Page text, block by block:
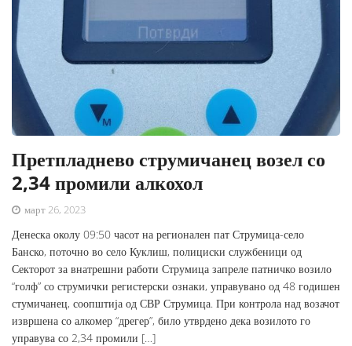
Претпладнево струмичанец возел со
2,34 промили алкохол
март 26, 2023
Денеска околу 09:50 часот на регионален пат Струмица-село
Банско, поточно во село Куклиш, полициски службеници од
Секторот за внатрешни работи Струмица запреле патничко возило
“голф” со струмички регистерски ознаки, управувано од 48 годишен
стумичанец, соопштија од СВР Струмица. При контрола над возачот
извршена со алкомер “дрегер”, било утврдено дека возилото го
управува со 2,34 промили […]